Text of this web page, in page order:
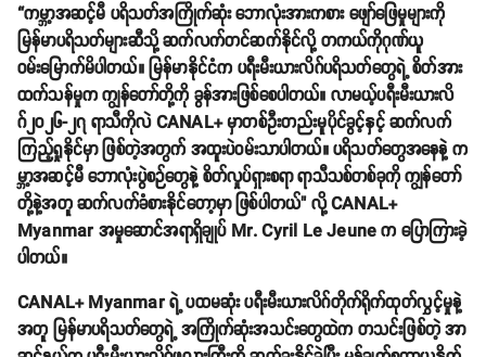
“ကမ္ဘာ့အဆင့်မီ ပရိသတ်အကြိုက်ဆုံး ဘောလုံးအားကစား ဖျော်ဖြေမှုများကို
မြန်မာပရိသတ်များဆီသို့ ဆက်လက်တင်ဆက်နိုင်လို့ တကယ်ကိုဂုဏ်ယူ
ဝမ်းမြောက်မိပါတယ်။ မြန်မာနိုင်ငံက ပရီးမီးယားလိဂ်ပရိသတ်တွေရဲ့ စိတ်အား
ထက်သန်မှုက ကျွန်တော်တို့ကို ခွန်အားဖြစ်စေပါတယ်။ လာမယ့်ပရီးမီးယားလိ
ဂ်၂၀၂၆-၂၇ ရာသီကိုလဲ CANAL+ မှာတစ်ဦးတည်းမူပိုင်ခွင့်နှင့် ဆက်လက်
ကြည့်ရှုနိုင်မှာ ဖြစ်တဲ့အတွက် အထူးပဲဝမ်းသာပါတယ်။ ပရိသတ်တွေအနေနဲ့ က
မ္ဘာ့အဆင့်မီ ဘောလုံးပွဲစဉ်တွေနဲ့ စိတ်လှုပ်ရှားစရာ ရာသီသစ်တစ်ခုကို ကျွန်တော်
တို့နဲ့အတူ ဆက်လက်ခံစားနိုင်တော့မှာ ဖြစ်ပါတယ်" လို့ CANAL+
Myanmar အမှုဆောင်အရာရှိချုပ် Mr. Cyril Le Jeune က ပြောကြားခဲ့
ပါတယ်။
CANAL+ Myanmar ရဲ့ ပထမဆုံး ပရီးမီးယားလိဂ်တိုက်ရိုက်ထုတ်လွှင့်မှုနဲ့
အတူ မြန်မာပရိသတ်တွေရဲ့ အကြိုက်ဆုံးအသင်းတွေထဲက တသင်းဖြစ်တဲ့ အာ